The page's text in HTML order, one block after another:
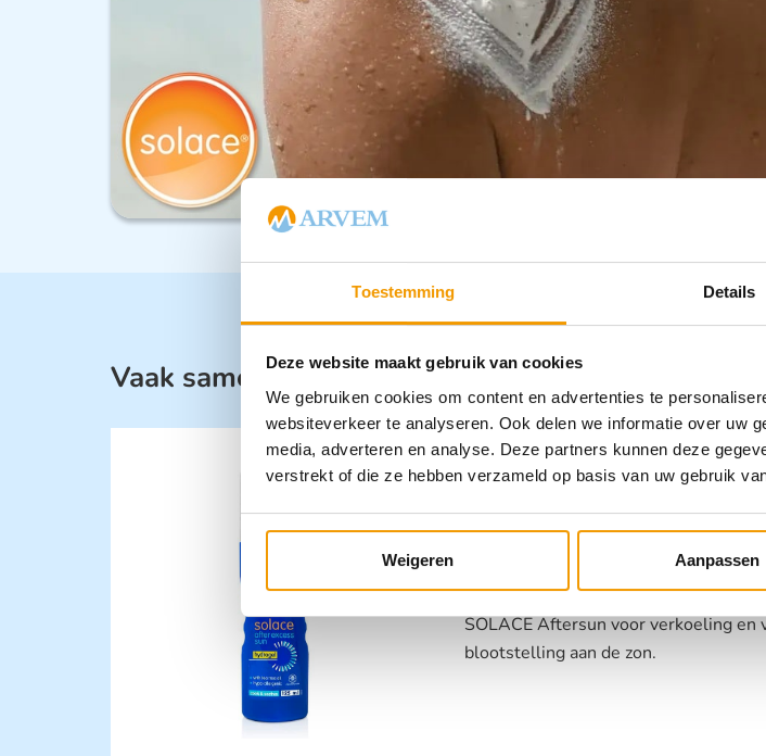
Toestemming Details
Deze website maakt gebruik van cookies
We gebruiken cookies om content en advertenties te
websiteverkeer te analyseren. Ook delen we informatie over uw
media, adverteren en analyse. Deze partners kunnen deze
verstrekt of die ze hebben verzameld op basis van uw gebruik
Weigeren Aanpassen
Vaak samen gekocht met:
€
SOLACE Aftersun voor verkoeling en
blootstelling aan de zon.